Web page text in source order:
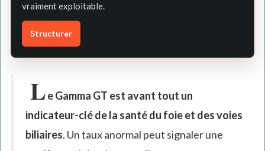
vraiment exploitable.
Structurer
Le Gamma GT est avant tout un
indicateur-clé de la santé du foie et des voies
biliaires. Un taux anormal peut signaler une